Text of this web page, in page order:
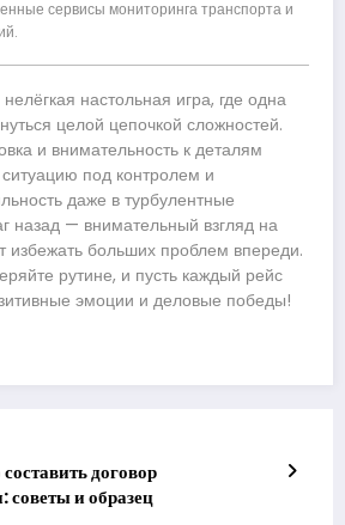
сервисы мониторинга транспорта и
настольная игра, где одна
целой цепочкой сложностей.
и внимательность к деталям
под контролем и
даже в турбулентные
назад — внимательный взгляд на
избежать больших проблем впереди.
рутине, и пусть каждый рейс
эмоции и деловые победы!
договор
советы и образец